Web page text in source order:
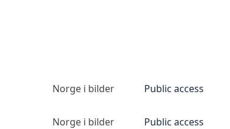
Norge i bilder Public access
Norge i bilder Public access